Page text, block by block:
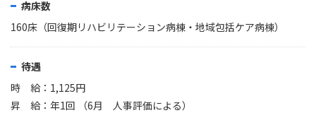
病床数
160床（回復期リハビリテーション病棟・地域包括ケア病棟）
待遇
時 給：1,125円
昇 給：年1回 （6月 人事評価による）